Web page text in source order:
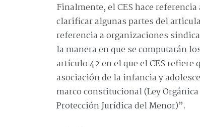
Finalmente, el CES hace
clarificar algunas partes del
referencia a organizaciones
la manera en que se computarán
artículo 42 en el que el CES
asociación de la infancia y
marco constitucional (Ley
Protección Jurídica del Menor)”.